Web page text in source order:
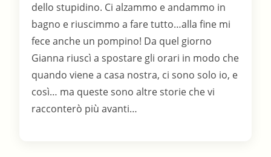
dello stupidino. Ci alzammo e andammo in
bagno e riuscimmo a fare tutto…alla fine mi
fece anche un pompino! Da quel giorno
Gianna riuscì a spostare gli orari in modo che
quando viene a casa nostra, ci sono solo io, e
così… ma queste sono altre storie che vi
racconterò più avanti…